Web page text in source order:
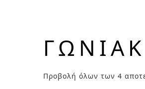
Προβολή όλων των 4